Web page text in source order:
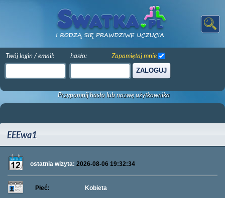
Twój login / email: hasło:
ZALOGUJ
Zapamiętaj mnie
Przypomnij hasło lub nazwę użytkownika
EEEwa1
ostatnia wizyta: 2026-08-06 19:32:34
Płeć:
Kobieta